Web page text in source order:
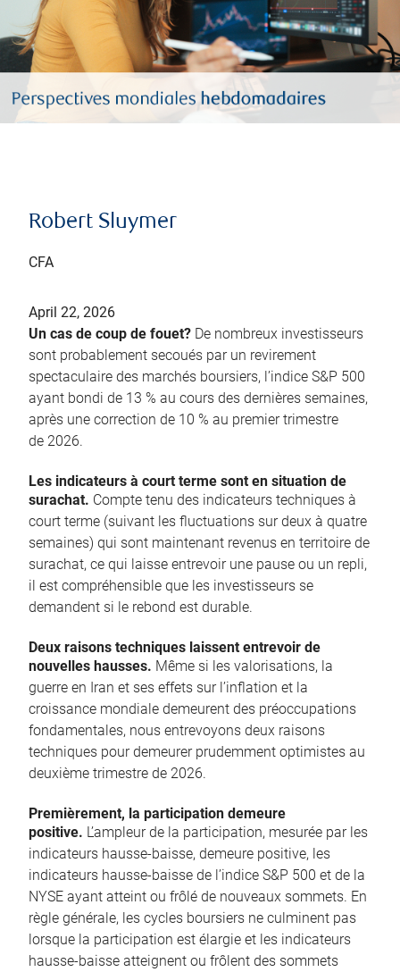
Robert Sluymer
CFA
April 22, 2026
Un cas de coup de fouet? De nombreux investisseurs
sont probablement secoués par un revirement
spectaculaire des marchés boursiers, l’indice S&P 500
ayant bondi de 13 % au cours des dernières semaines,
après une correction de 10 % au premier trimestre
de 2026.
Les indicateurs à court terme sont en situation de
surachat. Compte tenu des indicateurs techniques à
court terme (suivant les fluctuations sur deux à quatre
semaines) qui sont maintenant revenus en territoire de
surachat, ce qui laisse entrevoir une pause ou un repli,
il est compréhensible que les investisseurs se
demandent si le rebond est durable.
Deux raisons techniques laissent entrevoir de
nouvelles hausses. Même si les valorisations, la
guerre en Iran et ses effets sur l’inflation et la
croissance mondiale demeurent des préoccupations
fondamentales, nous entrevoyons deux raisons
techniques pour demeurer prudemment optimistes au
deuxième trimestre de 2026.
Premièrement, la participation demeure
positive. L’ampleur de la participation, mesurée par les
indicateurs hausse-baisse, demeure positive, les
indicateurs hausse-baisse de l’indice S&P 500 et de la
NYSE ayant atteint ou frôlé de nouveaux sommets. En
règle générale, les cycles boursiers ne culminent pas
lorsque la participation est élargie et les indicateurs
hausse-baisse atteignent ou frôlent des sommets